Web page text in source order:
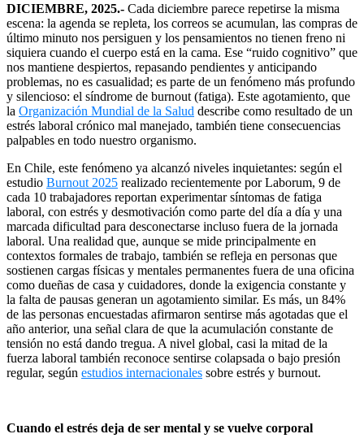
DICIEMBRE, 2025.- Cada diciembre parece repetirse la misma
escena: la agenda se repleta, los correos se acumulan, las compras de
último minuto nos persiguen y los pensamientos no tienen freno ni
siquiera cuando el cuerpo está en la cama. Ese “ruido cognitivo” que
nos mantiene despiertos, repasando pendientes y anticipando
problemas, no es casualidad; es parte de un fenómeno más profundo
y silencioso: el síndrome de burnout (fatiga). Este agotamiento, que
la Organización Mundial de la Salud describe como resultado de un
estrés laboral crónico mal manejado, también tiene consecuencias
palpables en todo nuestro organismo.
En Chile, este fenómeno ya alcanzó niveles inquietantes: según el
estudio Burnout 2025 realizado recientemente por Laborum, 9 de
cada 10 trabajadores reportan experimentar síntomas de fatiga
laboral, con estrés y desmotivación como parte del día a día y una
marcada dificultad para desconectarse incluso fuera de la jornada
laboral. Una realidad que, aunque se mide principalmente en
contextos formales de trabajo, también se refleja en personas que
sostienen cargas físicas y mentales permanentes fuera de una oficina
como dueñas de casa y cuidadores, donde la exigencia constante y
la falta de pausas generan un agotamiento similar. Es más, un 84%
de las personas encuestadas afirmaron sentirse más agotadas que el
año anterior, una señal clara de que la acumulación constante de
tensión no está dando tregua. A nivel global, casi la mitad de la
fuerza laboral también reconoce sentirse colapsada o bajo presión
regular, según estudios internacionales sobre estrés y burnout.
Cuando el estrés deja de ser mental y se vuelve corporal